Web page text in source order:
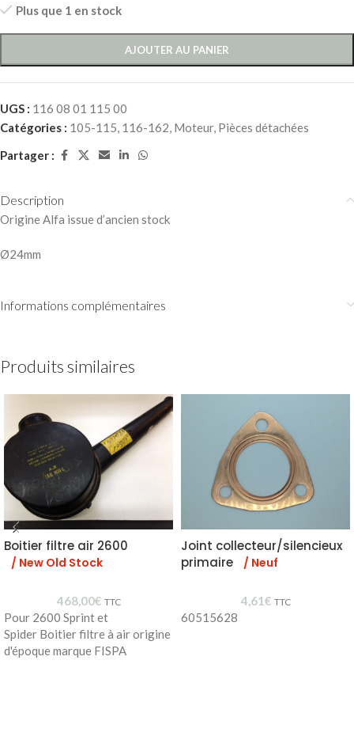
Plus que 1 en stock
AJOUTER AU PANIER
UGS : 116 08 01 115 00
Catégories : 105-115, 116-162, Moteur, Pièces détachées
Partager :
Description
Origine Alfa issue d’ancien stock
Ø24mm
Informations complémentaires
Produits similaires
Boitier filtre air 2600
/ New Old Stock
468,00€ TTC
Pour 2600 Sprint et
Spider Boitier filtre à air origine
d'époque marque FISPA
Joint collecteur/silencieux
primaire
/ Neuf
4,61€ TTC
60515628